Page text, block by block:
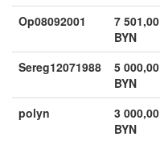
Op08092001
7 501,00
BYN
Sereg12071988
5 000,00
BYN
polyn
3 000,00
BYN